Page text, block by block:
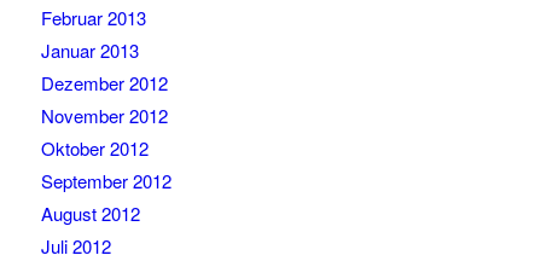
Februar 2013
Januar 2013
Dezember 2012
November 2012
Oktober 2012
September 2012
August 2012
Juli 2012